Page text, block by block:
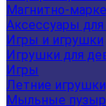
Магнитно-
Аксессуары
Игры и игрушки
Игрушки для
Игры
Летние
Мыльные